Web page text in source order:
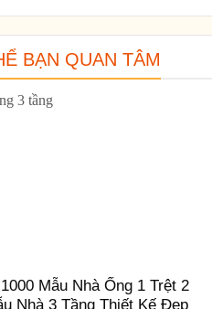
BẠN QUAN TÂM
Mẫu Nhà Ống 1 Trệt 2
Nhà 3 Tầng Thiết Kế Đẹp